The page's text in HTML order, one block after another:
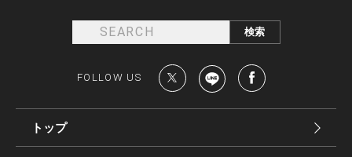
FOLLOW US
トップ